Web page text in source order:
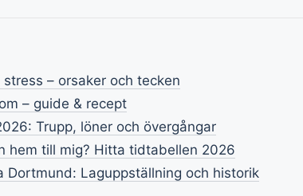
– orsaker och tecken
– guide & recept
Trupp, löner och övergångar
hem till mig? Hitta tidtabellen 2026
Dortmund: Laguppställning och historik